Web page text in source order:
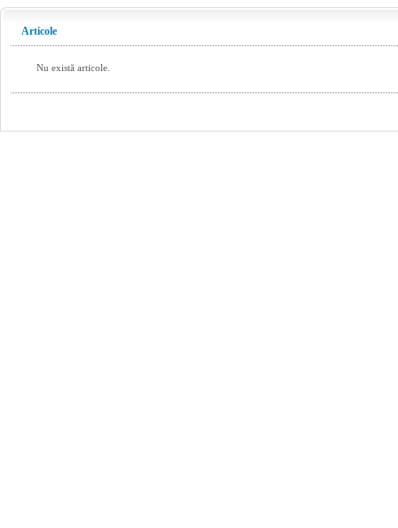
Articole
Nu există articole.